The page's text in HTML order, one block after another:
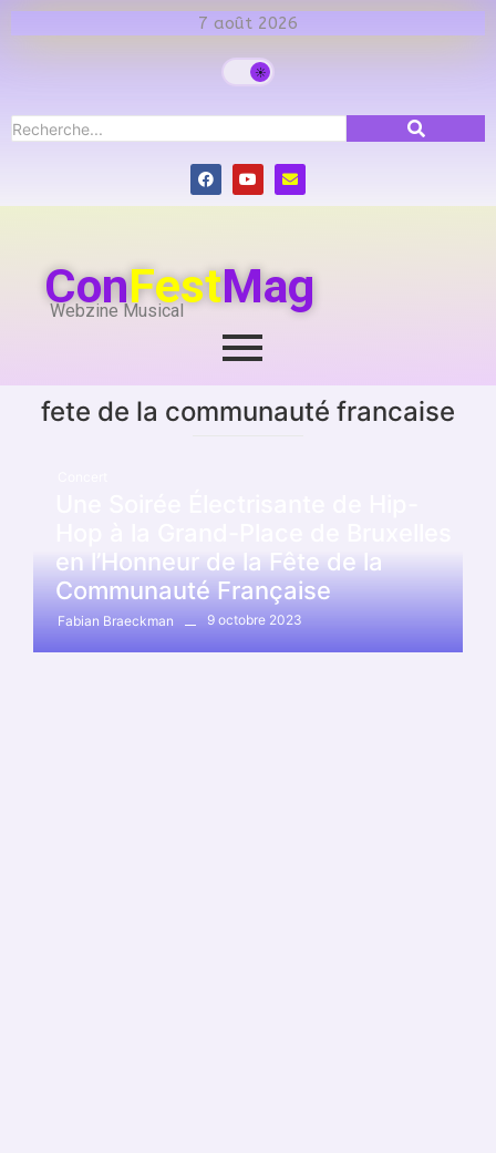
7 août 2026
ConFestMag
Webzine Musical
fete de la communauté francaise
en l’Honneur de la Fête de la
Communauté Française
Fabian Braeckman 9 octobre 2023